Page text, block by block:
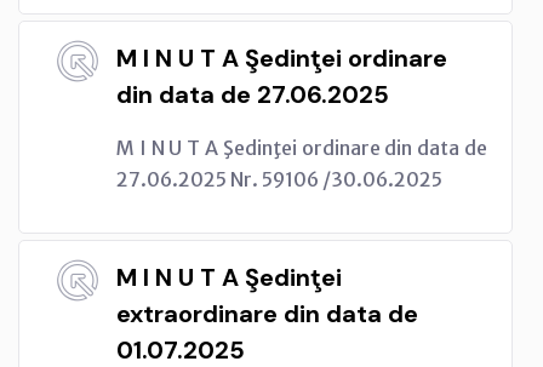
M I N U T A Şedinţei ordinare
din data de 27.06.2025
M I N U T A Şedinţei ordinare din data de
27.06.2025 Nr. 59106 /30.06.2025
M I N U T A Şedinţei
extraordinare din data de
01.07.2025